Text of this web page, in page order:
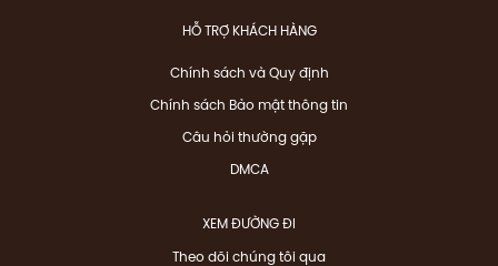
HỖ TRỢ KHÁCH HÀNG
Chính sách và Quy định
Chính sách Bảo mật thông tin
Câu hỏi thường gặp
DMCA
XEM ĐƯỜNG ĐI
Theo dõi chúng tôi qua